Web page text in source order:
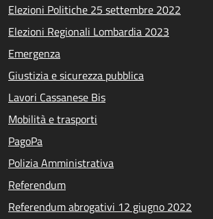
Elezioni Politiche 25 settembre 2022
Elezioni Regionali Lombardia 2023
Emergenza
Giustizia e sicurezza pubblica
Lavori Cassanese Bis
Mobilità e trasporti
PagoPa
Polizia Amministrativa
Referendum
Referendum abrogativi 12 giugno 2022